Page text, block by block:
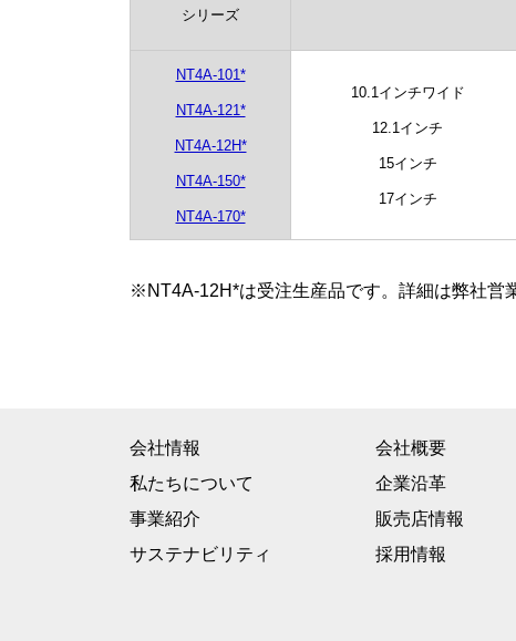
シリーズ
NT4A-101*
NT4A-121*
NT4A-12H*
NT4A-150*
NT4A-170*
10.1インチワイド
12.1インチ
15インチ
17インチ
※NT4A-12H*は受注生産品です。詳細は弊社営
会社情報
私たちについて
事業紹介
サステナビリティ
会社概要
企業沿革
販売店情報
採用情報